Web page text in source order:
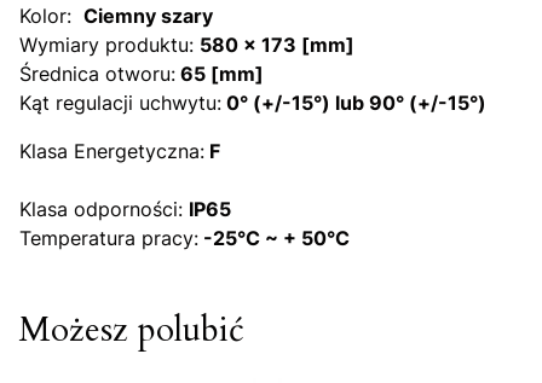
Kolor: Ciemny szary
Wymiary produktu: 580 x 173 [mm]
Średnica otworu: 65 [mm]
Kąt regulacji uchwytu: 0° (+/-15°) lub 90° (+/-15°)
Klasa Energetyczna: F
Klasa odporności: IP65
Temperatura pracy: -25°C ~ + 50°C
Możesz polubić